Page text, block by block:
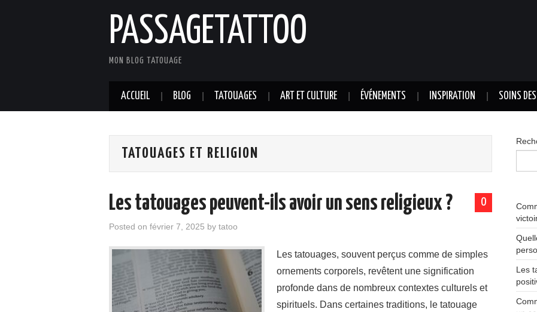
PASSAGETATTOO
MON BLOG TATOUAGE
ACCUEIL BLOG TATOUAGES ART ET CULTURE ÉVÉNEMENTS INSPIRATION SOINS
TATOUAGES ET RELIGION
0
Les tatouages peuvent-ils avoir un sens religieux ?
Posted on février 7, 2025 by tatoo
Les tatouages, souvent perçus comme de simples
ornements corporels, revêtent une signification
profonde dans de nombreux contextes culturels et
spirituels. Dans certaines traditions, le tatouage
Les